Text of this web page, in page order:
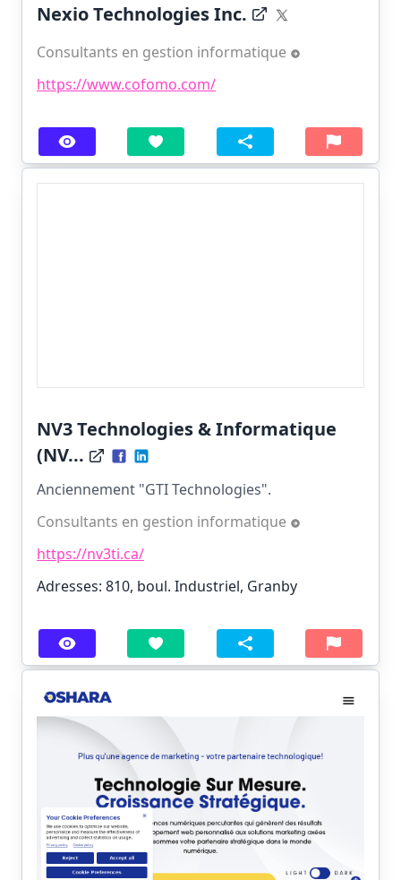
Nexio Technologies Inc.
Consultants en gestion informatique
https://www.cofomo.com/
NV3 Technologies & Informatique
(NV...
Anciennement "GTI Technologies".
Consultants en gestion informatique
https://nv3ti.ca/
Adresses: 810, boul. Industriel, Granby